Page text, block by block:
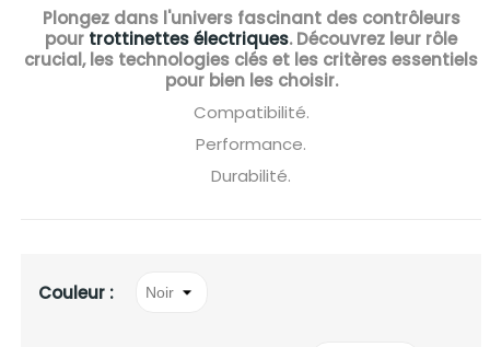
Plongez dans l'univers fascinant des contrôleurs
pour trottinettes électriques. Découvrez leur rôle
crucial, les technologies clés et les critères essentiels
pour bien les choisir.
Compatibilité.
Performance.
Durabilité.
Couleur :